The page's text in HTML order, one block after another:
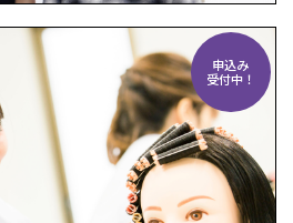
申込み
受付中！